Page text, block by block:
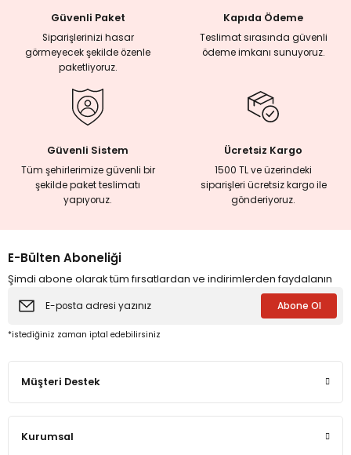
ve Araştırma
Güvenli Paket
Siparişlerinizi hasar
görmeyecek şekilde özenle
paketliyoruz.
Kapıda Ödeme
Teslimat sırasında güvenli
ödeme imkanı sunuyoruz.
Güvenli Sistem
Tüm şehirlerimize güvenli bir
şekilde paket teslimatı
yapıyoruz.
Ücretsiz Kargo
1500 TL ve üzerindeki
siparişleri ücretsiz kargo ile
gönderiyoruz.
E-Bülten Aboneliği
Şimdi abone olarak tüm fırsatlardan ve indirimlerden faydalanın
Abone Ol
*istediğiniz zaman iptal edebilirsiniz
Müşteri Destek
Kurumsal